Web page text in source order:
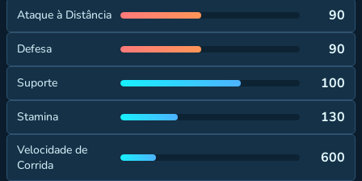
Ataque à Distância 90
Defesa 90
Suporte 100
Stamina 130
Velocidade de
Corrida
600